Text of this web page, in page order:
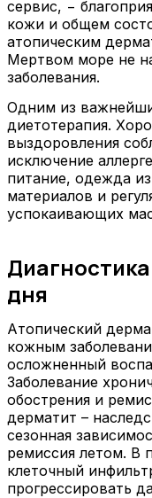
сервис, −
кожи и общем
атопическим
Мертвом море не
заболевания.
Одним из
диетотерапия.
выздоровления
исключение
питание, одежда
материалов и
успокаивающих
дня
Атопический
кожным
осложненный
Заболевание
обострения и
дерматит –
сезонная
ремиссия летом. В
клеточный
прогрессировать